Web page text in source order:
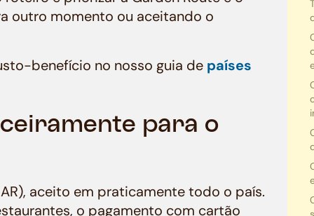
outro momento ou aceitando o
benefício no nosso guia de países
para o
aceito em praticamente todo o país.
o pagamento com cartão